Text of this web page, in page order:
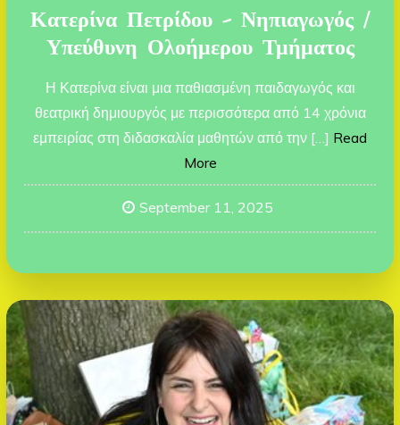
Κατερίνα Πετρίδου – Νηπιαγωγός /
Υπεύθυνη Ολοήμερου Τμήματος
Η Κατερίνα είναι μια παθιασμένη παιδαγωγός και
θεατρική δημιουργός με περισσότερα από 14 χρόνια
εμπειρίας στη διδασκαλία μαθητών από την […] Read
More
September 11, 2025